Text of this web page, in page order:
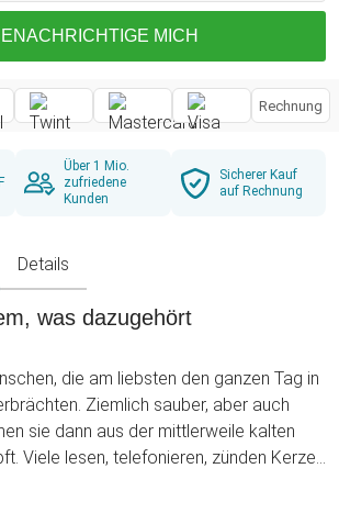
MICH
Rechnung
Über 1 Mio.
zufriedene
Kunden
Sicherer Kauf
auf Rechnung
Details
was dazugehört
die am liebsten den ganzen Tag in
Ziemlich sauber, aber auch
Viele lesen, telefonieren, zünden Kerzen
dazu. Aber